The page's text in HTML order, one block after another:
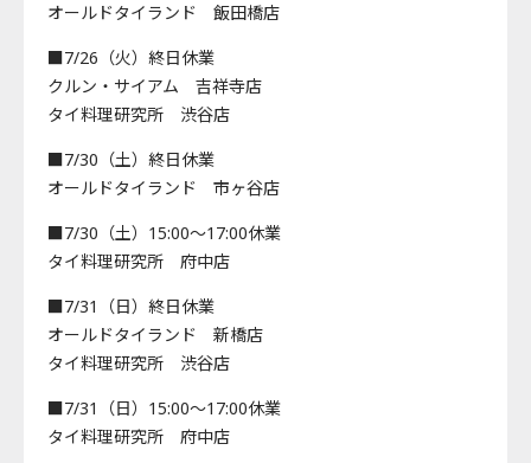
オールドタイランド 飯田橋店
■7/26（火）終日休業
クルン・サイアム 吉祥寺店
タイ料理研究所 渋谷店
■7/30（土）終日休業
オールドタイランド 市ヶ谷店
■7/30（土）15:00～17:00休業
タイ料理研究所 府中店
■7/31（日）終日休業
オールドタイランド 新橋店
タイ料理研究所 渋谷店
■7/31（日）15:00～17:00休業
タイ料理研究所 府中店